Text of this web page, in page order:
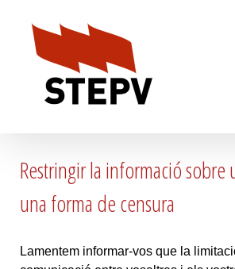
content
Restringir la informació sobre
una forma de censura
Lamentem informar-vos que la